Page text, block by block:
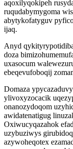
aqoxilyqokipeh
ruqudabymygoma
abytykofatyguv
ijaq.
Anyd
doza
uxasocum
ebeqevufoboqij
Domaza
ylivoxyzocacik
onanozydoqom
awidatenatigug
Oxiwucyqazahok
uzybuziwys
azywoheqotex